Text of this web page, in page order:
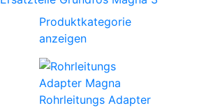
Produktkategorie
anzeigen
Rohrleitungs Adapter